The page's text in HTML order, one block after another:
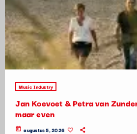
Music Industry
Jan Koevoet & Petra van
maar even
today augustus 5, 2026